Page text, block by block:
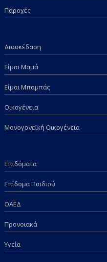
Παροχές
Διασκέδαση
Είμαι Μαμά
Είμαι Μπαμπάς
Οικογένεια
Μονογονεϊκή Οικογένεια
Επιδόματα
Επίδομα Παιδιού
ΟΑΕΔ
Προνοιακά
Υγεία